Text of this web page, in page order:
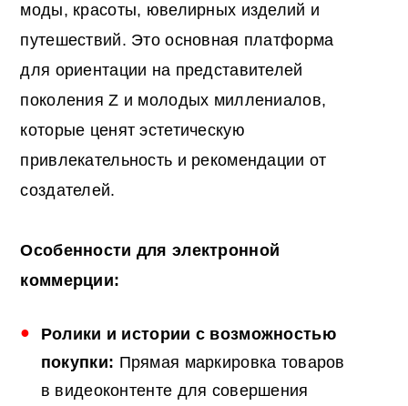
моды, красоты, ювелирных изделий и
путешествий. Это основная платформа
для ориентации на представителей
поколения Z и молодых миллениалов,
которые ценят эстетическую
привлекательность и рекомендации от
создателей.
Особенности для электронной
коммерции:
Ролики и истории с возможностью
покупки: Прямая маркировка товаров
в видеоконтенте для совершения